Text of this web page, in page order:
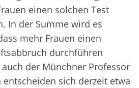
einen solchen Test
In der Summe wird es
mehr Frauen einen
durchführen
auch der Münchner Professor
entscheiden sich derzeit etwa